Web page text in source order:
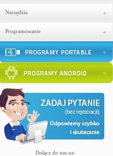
Narzędzia
Programowanie
Dołącz do nas na: